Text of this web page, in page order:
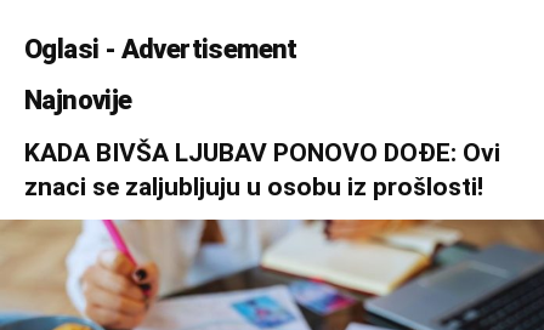
Oglasi - Advertisement
Najnovije
KADA BIVŠA LJUBAV PONOVO DOĐE: Ovi
znaci se zaljubljuju u osobu iz prošlosti!